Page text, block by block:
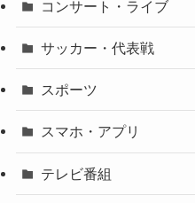
コンサート・ライブ
サッカー・代表戦
スポーツ
スマホ・アプリ
テレビ番組